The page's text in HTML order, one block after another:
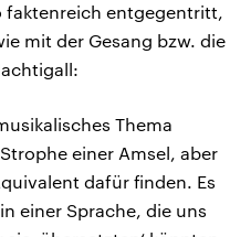
faktenreich entgegentritt,
mit der Gesang bzw. die
Thema
einer Amsel, aber
dafür finden. Es
einer Sprache, die uns